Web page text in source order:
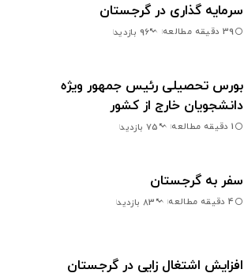
سرمایه گذاری در گرجستان
39 دقیقه مطالعه 96 بازدید
بورس تحصیلی رئیس جمهور ویژه
دانشجویان خارج از کشور
1 دقیقه مطالعه 75 بازدید
سفر به گرجستان
4 دقیقه مطالعه 83 بازدید
افزایش اشتغال زایی در گرجستان